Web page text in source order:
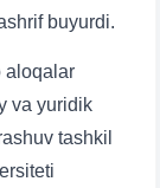
buyurdi.
aloqalar
va yuridik
tashkil